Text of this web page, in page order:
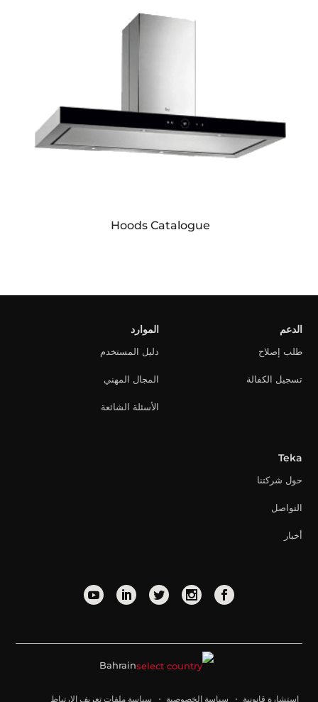
Hoods Catalogue
الدعم
طلب إصلاح
تسجيل الكفالة
الموارد
دليل المستخدم
المجال المهني
الأسئلة الشائعة
Teka
حول شركتنا
التواصل
أخبار
Bahrain
استشارة قانونية سياسة الخصوصية سياسة ملفات تعريف الارتباط